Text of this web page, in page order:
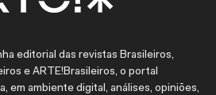
editorial das revistas Brasileiros,
e ARTE!Brasileiros, o portal
em ambiente digital, análises, opiniões,